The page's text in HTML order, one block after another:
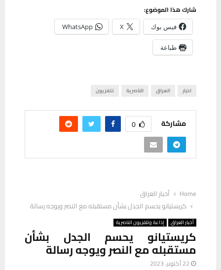
شارك هذا الموضوع:
فيس بوك X
WhatsApp
طباعة
اخبار العراق الناصرية تلفزيون
مشاركة 0
Home
أخبار العراق
كريستيانو يحسم الجدل بشأن مستقبله مع النصر ويوجه رسالة
أخبار العراق إذاعة وتلفزيون الناصرية
كريستيانو يحسم الجدل بشأن
مستقبله مع النصر ويوجه رسالة
22 أكتوبر، 2023